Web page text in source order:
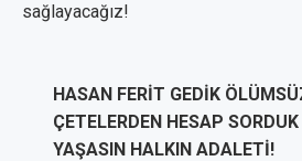
HASAN FERİT GEDİK
ÇETELERDEN HESAP
YAŞASIN HALKIN ADALETİ!